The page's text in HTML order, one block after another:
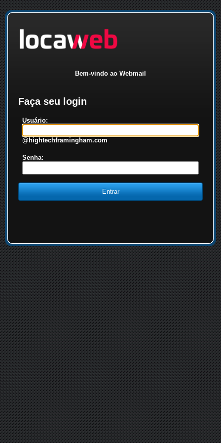
Bem-vindo ao Webmail
Faça seu login
Usuário:
@hightechframingham.com
Senha: